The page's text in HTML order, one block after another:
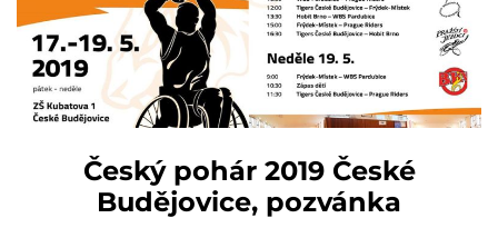
Český pohár 2019 České
Budějovice, pozvánka